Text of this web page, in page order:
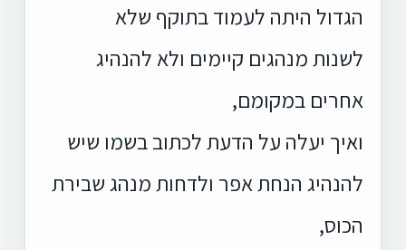
הגדול היתה לעמוד בתוקף שלא
לשנות מנהגים קיימים ולא להנהיג
אחרים במקומם,
ואיך יעלה על הדעת לכתוב בשמו שיש
להנהיג הנחת אפר ולדחות מנהג שבירת
הכוס,